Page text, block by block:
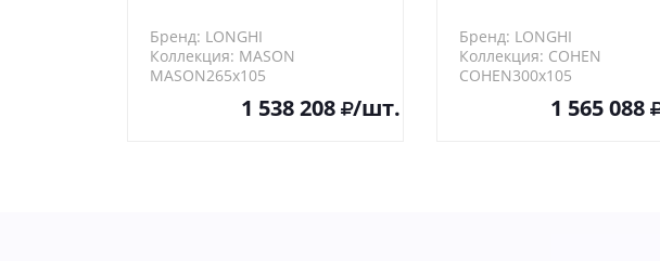
Бренд: LONGHI
Коллекция: MASON
MASON265х105
1 538 208 /шт.
Бренд: LONGHI
Коллекция: COHEN
COHEN300х105
1 565 088